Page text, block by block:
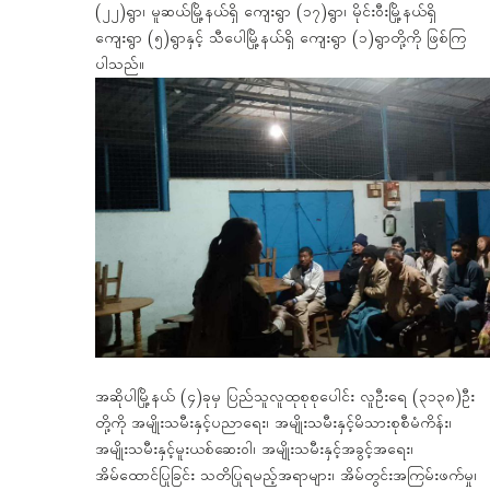
(၂၂)ရွာ၊ မူဆယ်မြို့နယ်ရှိ ကျေးရွာ (၁၇)ရွာ၊ မိုင်းဝီးမြို့နယ်ရှိ
ကျေးရွာ (၅)ရွာနှင့် သီပေါမြို့နယ်ရှိ ကျေးရွာ (၁)ရွာတို့ကို ဖြစ်ကြ
ပါသည်။
အဆိုပါမြို့နယ် (၄)ခုမှ ပြည်သူလူထုစုစုပေါင်း လူဦးရေ (၃၁၃၈)ဦး
တို့ကို အမျိုးသမီးနှင့်ပညာရေး၊ အမျိုးသမီးနှင့်မိသားစုစီမံကိန်း၊
အမျိုးသမီးနှင့်မူးယစ်ဆေးဝါ၊ အမျိုးသမီးနှင့်အခွင့်အရေး၊
အိမ်ထောင်ပြုခြင်း သတိပြုရမည့်အရာများ၊ အိမ်တွင်းအကြမ်းဖက်မှု၊